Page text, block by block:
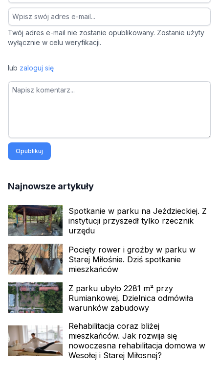
Twój adres e-mail nie zostanie opublikowany. Zostanie użyty
wyłącznie w celu weryfikacji.
lub zaloguj się
Opublikuj
Najnowsze artykuły
Spotkanie w parku na Jeździeckiej. Z
instytucji przyszedł tylko rzecznik
urzędu
Pocięty rower i groźby w parku w
Starej Miłośnie. Dziś spotkanie
mieszkańców
Z parku ubyło 2281 m² przy
Rumiankowej. Dzielnica odmówiła
warunków zabudowy
Rehabilitacja coraz bliżej
mieszkańców. Jak rozwija się
nowoczesna rehabilitacja domowa w
Wesołej i Starej Miłosnej?